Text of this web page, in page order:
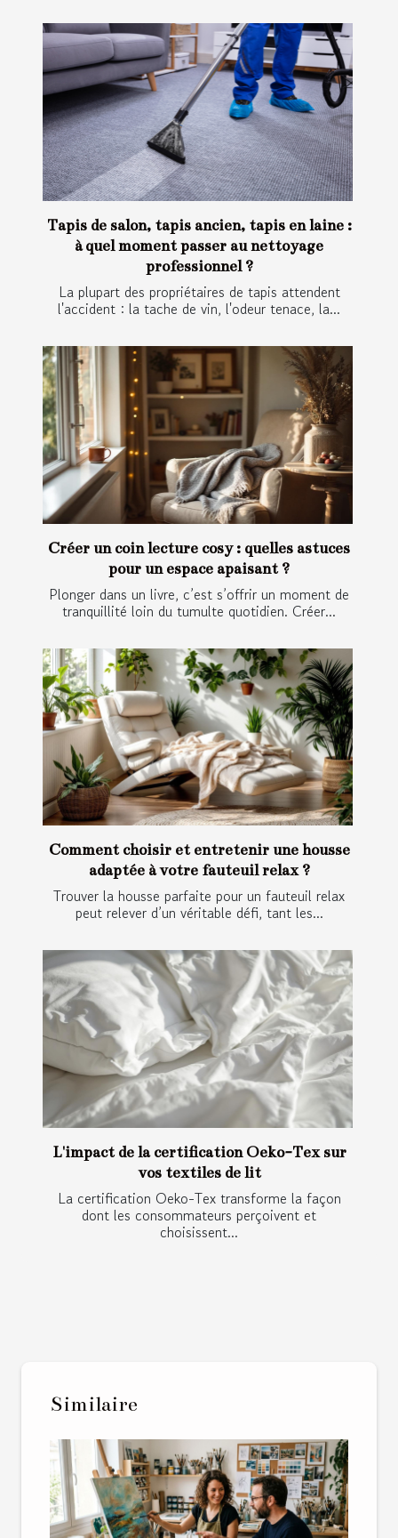
Tapis de salon, tapis ancien, tapis en laine :
à quel moment passer au nettoyage
professionnel ?
La plupart des propriétaires de tapis attendent
l'accident : la tache de vin, l'odeur tenace, la...
Créer un coin lecture cosy : quelles astuces
pour un espace apaisant ?
Plonger dans un livre, c’est s’offrir un moment de
tranquillité loin du tumulte quotidien. Créer...
Comment choisir et entretenir une housse
adaptée à votre fauteuil relax ?
Trouver la housse parfaite pour un fauteuil relax
peut relever d’un véritable défi, tant les...
L'impact de la certification Oeko-Tex sur
vos textiles de lit
La certification Oeko-Tex transforme la façon
dont les consommateurs perçoivent et
choisissent...
Similaire